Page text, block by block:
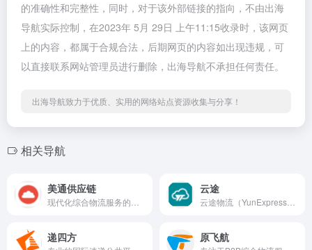
的准确性和完整性，同时，对于该外部链接的指向，不由出海
导航实际控制，在2023年 5月 29日 上午11:15收录时，该网页
上的内容，都属于合规合法，后期网页的内容如出现违规，可
以直接联系网站管理员进行删除，出海导航不承担任何责任。
出海导航致力于优质、实用的网络站点资源收集与分享！
相关导航
美通供应链 云途
递四方 原飞航